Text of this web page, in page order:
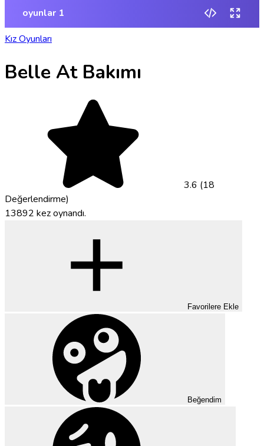
Kız Oyunları
Belle At Bakımı
3.6 (18
Değerlendirme)
13892 kez oynandı.
Favorilere Ekle
Beğendim